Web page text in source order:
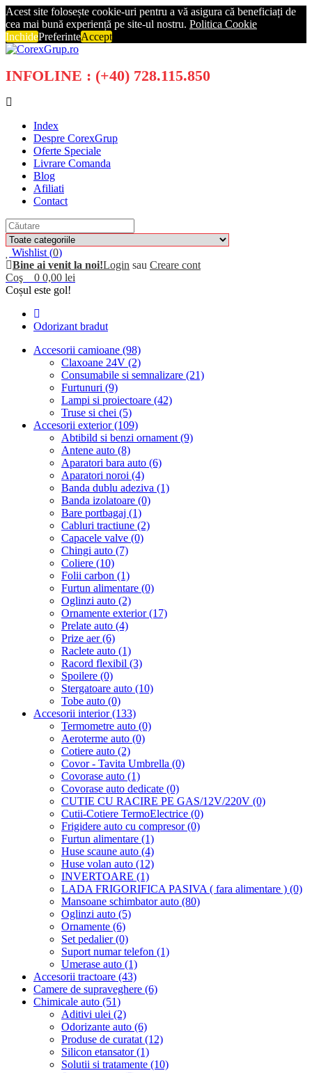
Acest site folosește cookie-uri pentru a vă asigura că beneficiați de
cea mai bună experiență pe site-ul nostru. Politica Cookie
InchidePreferinteAccept
INFOLINE : (+40) 728.115.850
Index
Despre CorexGrup
Oferte Speciale
Livrare Comanda
Blog
Afiliati
Contact
Wishlist (0)
Bine ai venit la noi!Login sau Creare cont
Coş
0 0,00 lei
Coșul este gol!
Odorizant bradut
Accesorii camioane (98)
Claxoane 24V (2)
Consumabile si semnalizare (21)
Furtunuri (9)
Lampi si proiectoare (42)
Truse si chei (5)
Accesorii exterior (109)
Abtibild si benzi ornament (9)
Antene auto (8)
Aparatori bara auto (6)
Aparatori noroi (4)
Banda dublu adeziva (1)
Banda izolatoare (0)
Bare portbagaj (1)
Cabluri tractiune (2)
Capacele valve (0)
Chingi auto (7)
Coliere (10)
Folii carbon (1)
Furtun alimentare (0)
Oglinzi auto (2)
Ornamente exterior (17)
Prelate auto (4)
Prize aer (6)
Raclete auto (1)
Racord flexibil (3)
Spoilere (0)
Stergatoare auto (10)
Tobe auto (0)
Accesorii interior (133)
Termometre auto (0)
Aeroterme auto (0)
Cotiere auto (2)
Covor - Tavita Umbrella (0)
Covorase auto (1)
Covorase auto dedicate (0)
CUTIE CU RACIRE PE GAS/12V/220V (0)
Cutii-Cotiere TermoElectrice (0)
Frigidere auto cu compresor (0)
Furtun alimentare (1)
Huse scaune auto (4)
Huse volan auto (12)
INVERTOARE (1)
LADA FRIGORIFICA PASIVA ( fara alimentare ) (0)
Mansoane schimbator auto (80)
Oglinzi auto (5)
Ornamente (6)
Set pedalier (0)
Suport numar telefon (1)
Umerase auto (1)
Accesorii tractoare (43)
Camere de supraveghere (6)
Chimicale auto (51)
Aditivi ulei (2)
Odorizante auto (6)
Produse de curatat (12)
Silicon etansator (1)
Solutii si tratamente (10)